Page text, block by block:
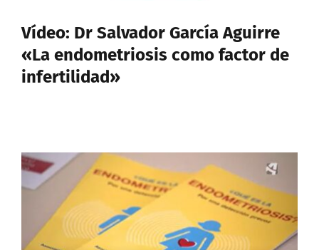
Vídeo: Dr Salvador García Aguirre
«La endometriosis como factor de
infertilidad»